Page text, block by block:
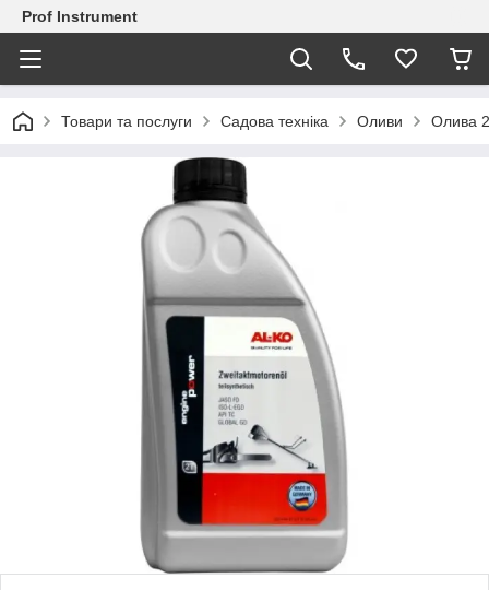
Prof Instrument
Товари та послуги Садова техніка Оливи Олива